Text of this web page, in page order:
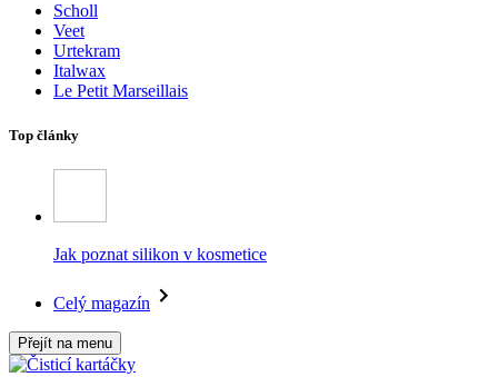
Scholl
Veet
Urtekram
Italwax
Le Petit Marseillais
Top články
Jak poznat silikon v kosmetice
Celý magazín
Přejít na menu